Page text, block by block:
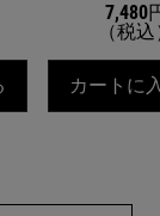
ンジング ジェル
キールズ ハーバ
7,480
（税
カートに